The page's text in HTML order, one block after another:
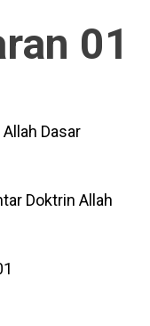
01
Dasar
Doktrin Allah